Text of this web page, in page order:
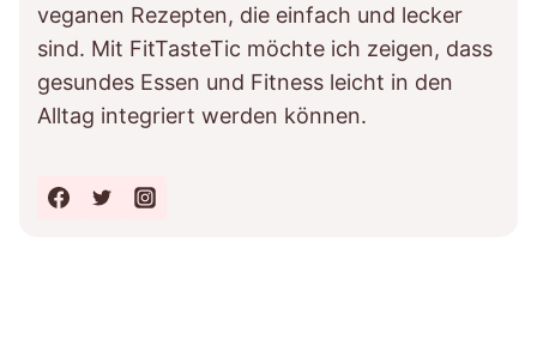
veganen Rezepten, die einfach und lecker
sind. Mit FitTasteTic möchte ich zeigen, dass
gesundes Essen und Fitness leicht in den
Alltag integriert werden können.